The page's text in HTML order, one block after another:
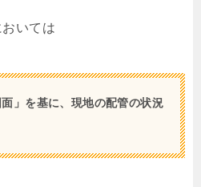
いては
面」を基に、現地の配管の状況